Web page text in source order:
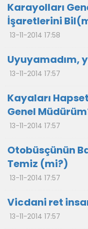
Karayolları
İşaretlerini
13-11-2014 17:58
Uyuyamadım,
13-11-2014 17:57
Kayaları
Genel
13-11-2014 17:57
Otobüsçünün
Temiz (mi?)
13-11-2014 17:57
Vicdani ret
13-11-2014 17:57